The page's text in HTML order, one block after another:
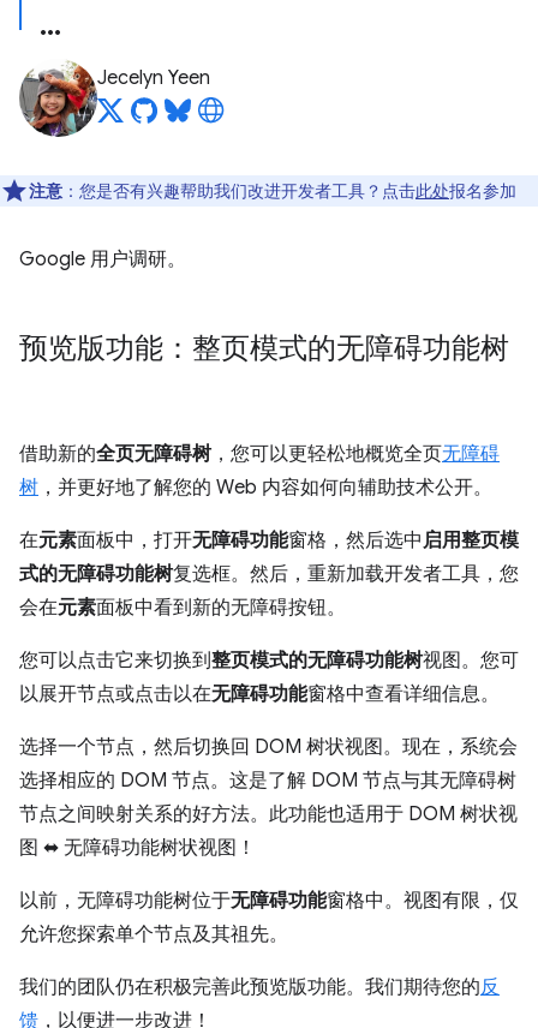
Jecelyn Yeen
注意 ：您是否有兴趣帮助我们改进开发者工具？点击此处报名参加
Google 用户调研。
预览版功能：整页模式的无障碍功能树
借助新的全页无障碍树，您可以更轻松地概览全页无障碍
树 ，并更好地了解您的 Web 内容如何向辅助技术公开。
在元素面板中，打开无障碍功能窗格，然后选中启用整页模
式的无障碍功能树复选框。然后，重新加载开发者工具，您
会在元素面板中看到新的无障碍按钮。
您可以点击它来切换到整页模式的无障碍功能树视图。您可
以展开节点或点击以在无障碍功能窗格中查看详细信息。
选择一个节点，然后切换回 DOM 树状视图。现在，系统会
选择相应的 DOM 节点。这是了解 DOM 节点与其无障碍树
节点之间映射关系的好方法。此功能也适用于 DOM 树状视
图 ⬌ 无障碍功能树状视图！
以前，无障碍功能树位于无障碍功能窗格中。视图有限，仅
允许您探索单个节点及其祖先。
我们的团队仍在积极完善此预览版功能。我们期待您的反
馈 ，以便进一步改进！